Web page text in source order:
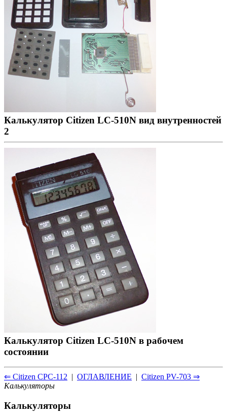
Калькулятор Citizen LC-510N вид внутренностей
2
Калькулятор Citizen LC-510N в рабочем
состоянии
⇐ Citizen CPC-112 | ОГЛАВЛЕНИЕ | Citizen PV-703 ⇒
Калькуляторы
Калькуляторы